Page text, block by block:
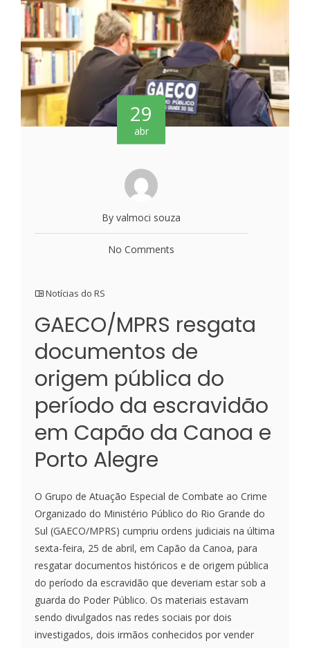
29
abr
By valmoci souza
No Comments
Notícias do RS
GAECO/MPRS resgata
documentos de
origem pública do
período da escravidão
em Capão da Canoa e
Porto Alegre
O Grupo de Atuação Especial de Combate ao Crime
Organizado do Ministério Público do Rio Grande do
Sul (GAECO/MPRS) cumpriu ordens judiciais na última
sexta-feira, 25 de abril, em Capão da Canoa, para
resgatar documentos históricos e de origem pública
do período da escravidão que deveriam estar sob a
guarda do Poder Público. Os materiais estavam
sendo divulgados nas redes sociais por dois
investigados, dois irmãos conhecidos por vender